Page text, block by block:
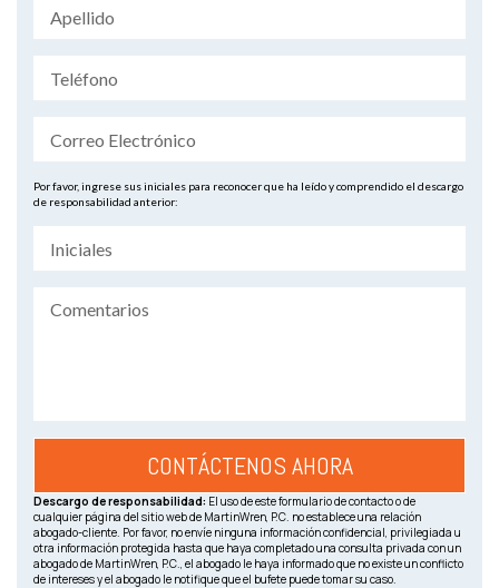
Por favor, ingrese sus iniciales para reconocer que ha leído y comprendido el descargo
de responsabilidad anterior:
Descargo de responsabilidad: El uso de este formulario de contacto o de
cualquier página del sitio web de MartinWren, P.C. no establece una relación
abogado-cliente. Por favor, no envíe ninguna información confidencial, privilegiada u
otra información protegida hasta que haya completado una consulta privada con un
abogado de MartinWren, P.C., el abogado le haya informado que no existe un conflicto
de intereses y el abogado le notifique que el bufete puede tomar su caso.